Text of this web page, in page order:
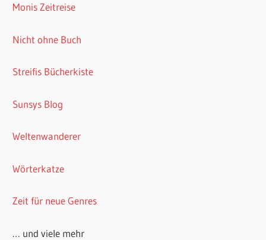
Monis Zeitreise
Nicht ohne Buch
Streifis Bücherkiste
Sunsys Blog
Weltenwanderer
Wörterkatze
Zeit für neue Genres
… und viele mehr